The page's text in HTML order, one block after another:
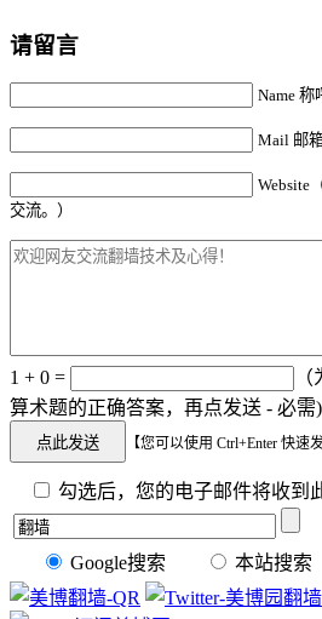
请留言
Name 称
Mail 邮
Website
交流。）
1 + 0 =
算术题的正确答案，再点发送 - 必需)
【您可以使用 Ctrl+Enter 快速发
勾选后，您的电子邮件将收到
Google搜索 本站搜索